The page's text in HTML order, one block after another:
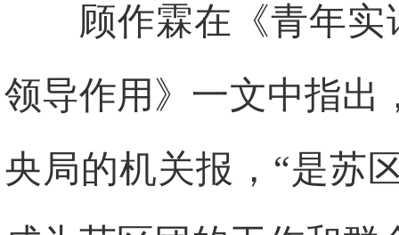
顾作霖在《青年
领导作用》一文中指
央局的机关报，“是苏